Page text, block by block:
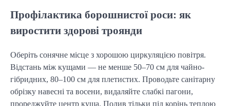
Профілактика борошнистої роси: як
виростити здорові троянди
Оберіть сонячне місце з хорошою циркуляцією повітря.
Відстань між кущами — не менше 50–70 см для чайно-
гібридних, 80–100 см для плетистих. Проводьте санітарну
обрізку навесні та восени, видаляйте слабкі пагони,
прореджуйте центр куща. Полив тільки під корінь теплою